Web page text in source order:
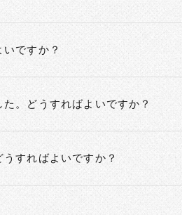
ですか？
。どうすればよいですか？
すればよいですか？